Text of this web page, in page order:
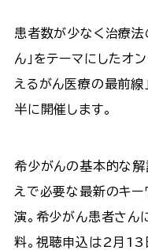
患者数が少なく治療法
ん」をテーマにしたオ
えるがん医療の最前
半に開催します。
希少がんの基本的な解
えで必要な最新のキ
演。希少がん患者さん
料。視聴申込は2月13